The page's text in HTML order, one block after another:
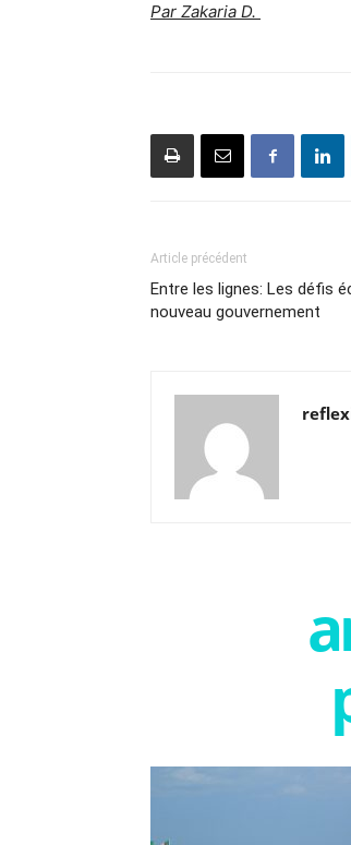
Par Zakaria D.
Article précédent
Entre les lignes: Les défis
nouveau gouvernement